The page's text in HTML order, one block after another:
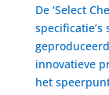
De ‘Select
specificatie’s
innovatieve
het